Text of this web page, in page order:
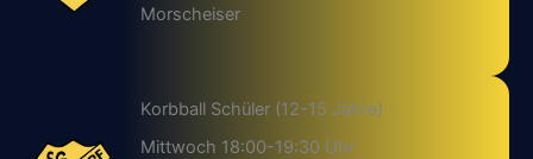
Morscheiser
Korbball Schüler (12-15 Jahre)
Mittwoch 18:00-19:30 Uhr